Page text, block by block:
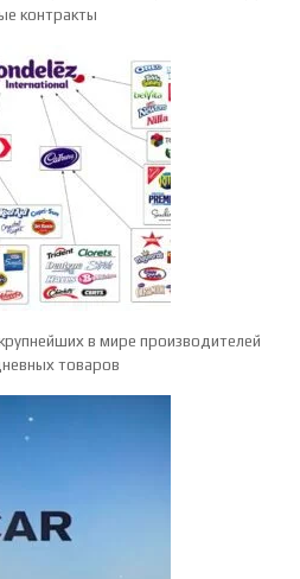
контракты
в мире производителей
товаров